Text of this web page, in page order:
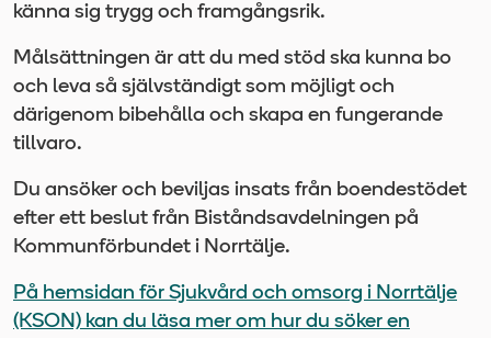
känna sig trygg och framgångsrik.
Målsättningen är att du med stöd ska kunna bo
och leva så självständigt som möjligt och
därigenom bibehålla och skapa en fungerande
tillvaro.
Du ansöker och beviljas insats från boendestödet
efter ett beslut från Biståndsavdelningen på
Kommunförbundet i Norrtälje.
På hemsidan för Sjukvård och omsorg i Norrtälje
(KSON) kan du läsa mer om hur du söker en